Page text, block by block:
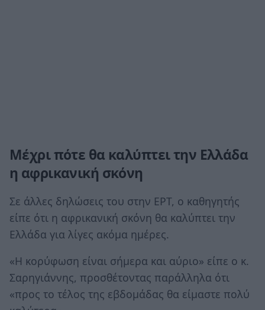
Μέχρι πότε θα καλύπτει την Ελλάδα
η αφρικανική σκόνη
Σε άλλες δηλώσεις του στην ΕΡΤ, ο καθηγητής
είπε ότι η αφρικανική σκόνη θα καλύπτει την
Ελλάδα για λίγες ακόμα ημέρες.
«Η κορύφωση είναι σήμερα και αύριο» είπε ο κ.
Σαρηγιάννης, προσθέτοντας παράλληλα ότι
«προς το τέλος της εβδομάδας θα είμαστε πολύ